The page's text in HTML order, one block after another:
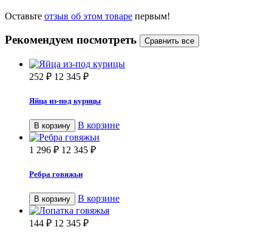
Оставьте отзыв об этом товаре первым!
Рекомендуем посмотреть
252 ₽ 12 345 ₽
Яйца из-под курицы
В корзину В корзине
1 296 ₽ 12 345 ₽
Ребра говяжьи
В корзину В корзине
144 ₽ 12 345 ₽